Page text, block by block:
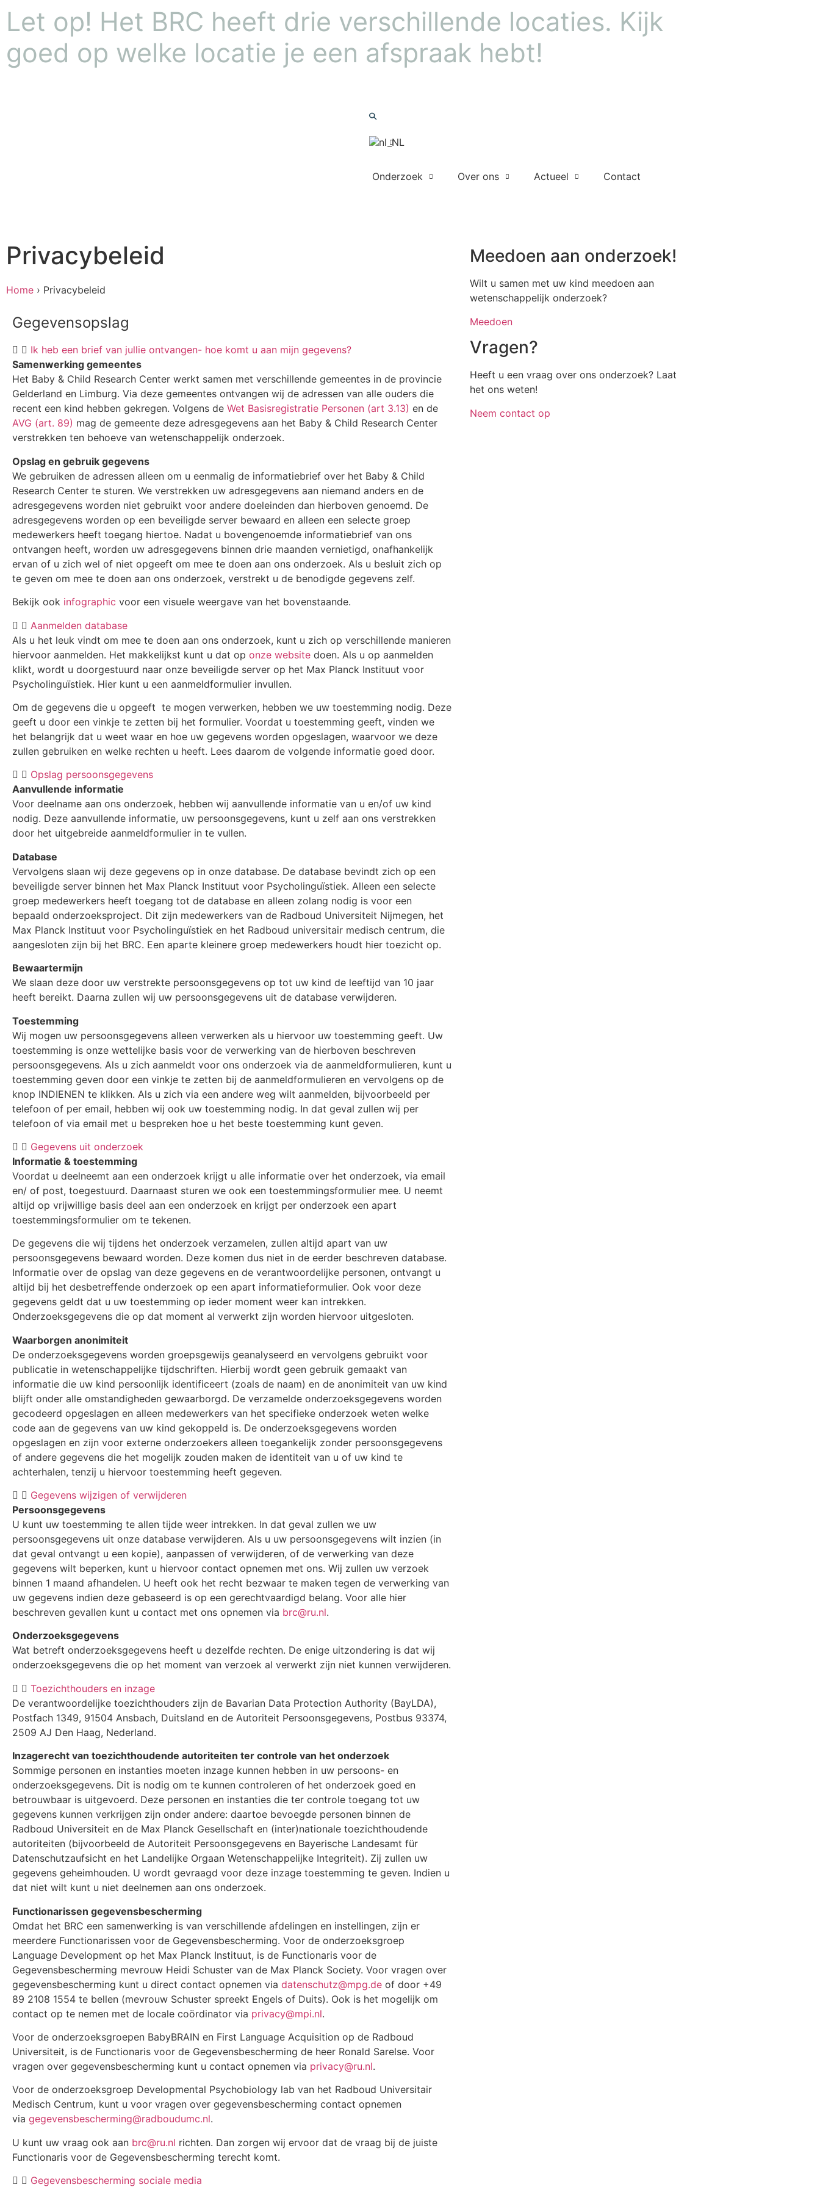
Let op! Het BRC heeft drie verschillende locaties. Kijk
goed op welke locatie je een afspraak hebt!
Onderzoek Over ons Actueel Contact
Privacybeleid
Home › Privacybeleid
Gegevensopslag
Ik heb een brief van jullie ontvangen- hoe komt u aan mijn gegevens?
Samenwerking gemeentes
Het Baby & Child Research Center werkt samen met verschillende gemeentes in de provincie
Gelderland en Limburg. Via deze gemeentes ontvangen wij de adressen van alle ouders die
recent een kind hebben gekregen. Volgens de Wet Basisregistratie Personen (art 3.13) en de
AVG (art. 89) mag de gemeente deze adresgegevens aan het Baby & Child Research Center
verstrekken ten behoeve van wetenschappelijk onderzoek.
Opslag en gebruik gegevens
We gebruiken de adressen alleen om u eenmalig de informatiebrief over het Baby & Child
Research Center te sturen. We verstrekken uw adresgegevens aan niemand anders en de
adresgegevens worden niet gebruikt voor andere doeleinden dan hierboven genoemd. De
adresgegevens worden op een beveiligde server bewaard en alleen een selecte groep
medewerkers heeft toegang hiertoe. Nadat u bovengenoemde informatiebrief van ons
ontvangen heeft, worden uw adresgegevens binnen drie maanden vernietigd, onafhankelijk
ervan of u zich wel of niet opgeeft om mee te doen aan ons onderzoek. Als u besluit zich op
te geven om mee te doen aan ons onderzoek, verstrekt u de benodigde gegevens zelf.
Bekijk ook infographic voor een visuele weergave van het bovenstaande.
Aanmelden database
Als u het leuk vindt om mee te doen aan ons onderzoek, kunt u zich op verschillende manieren
hiervoor aanmelden. Het makkelijkst kunt u dat op onze website doen. Als u op aanmelden
klikt, wordt u doorgestuurd naar onze beveiligde server op het Max Planck Instituut voor
Psycholinguïstiek. Hier kunt u een aanmeldformulier invullen.
Om de gegevens die u opgeeft te mogen verwerken, hebben we uw toestemming nodig. Deze
geeft u door een vinkje te zetten bij het formulier. Voordat u toestemming geeft, vinden we
het belangrijk dat u weet waar en hoe uw gegevens worden opgeslagen, waarvoor we deze
zullen gebruiken en welke rechten u heeft. Lees daarom de volgende informatie goed door.
Opslag persoonsgegevens
Aanvullende informatie
Voor deelname aan ons onderzoek, hebben wij aanvullende informatie van u en/of uw kind
nodig. Deze aanvullende informatie, uw persoonsgegevens, kunt u zelf aan ons verstrekken
door het uitgebreide aanmeldformulier in te vullen.
Database
Vervolgens slaan wij deze gegevens op in onze database. De database bevindt zich op een
beveiligde server binnen het Max Planck Instituut voor Psycholinguïstiek. Alleen een selecte
groep medewerkers heeft toegang tot de database en alleen zolang nodig is voor een
bepaald onderzoeksproject. Dit zijn medewerkers van de Radboud Universiteit Nijmegen, het
Max Planck Instituut voor Psycholinguïstiek en het Radboud universitair medisch centrum, die
aangesloten zijn bij het BRC. Een aparte kleinere groep medewerkers houdt hier toezicht op.
Bewaartermijn
We slaan deze door uw verstrekte persoonsgegevens op tot uw kind de leeftijd van 10 jaar
heeft bereikt. Daarna zullen wij uw persoonsgegevens uit de database verwijderen.
Toestemming
Wij mogen uw persoonsgegevens alleen verwerken als u hiervoor uw toestemming geeft. Uw
toestemming is onze wettelijke basis voor de verwerking van de hierboven beschreven
persoonsgegevens. Als u zich aanmeldt voor ons onderzoek via de aanmeldformulieren, kunt u
toestemming geven door een vinkje te zetten bij de aanmeldformulieren en vervolgens op de
knop INDIENEN te klikken. Als u zich via een andere weg wilt aanmelden, bijvoorbeeld per
telefoon of per email, hebben wij ook uw toestemming nodig. In dat geval zullen wij per
telefoon of via email met u bespreken hoe u het beste toestemming kunt geven.
Gegevens uit onderzoek
Informatie & toestemming
Voordat u deelneemt aan een onderzoek krijgt u alle informatie over het onderzoek, via email
en/ of post, toegestuurd. Daarnaast sturen we ook een toestemmingsformulier mee. U neemt
altijd op vrijwillige basis deel aan een onderzoek en krijgt per onderzoek een apart
toestemmingsformulier om te tekenen.
De gegevens die wij tijdens het onderzoek verzamelen, zullen altijd apart van uw
persoonsgegevens bewaard worden. Deze komen dus niet in de eerder beschreven database.
Informatie over de opslag van deze gegevens en de verantwoordelijke personen, ontvangt u
altijd bij het desbetreffende onderzoek op een apart informatieformulier. Ook voor deze
gegevens geldt dat u uw toestemming op ieder moment weer kan intrekken.
Onderzoeksgegevens die op dat moment al verwerkt zijn worden hiervoor uitgesloten.
Waarborgen anonimiteit
De onderzoeksgegevens worden groepsgewijs geanalyseerd en vervolgens gebruikt voor
publicatie in wetenschappelijke tijdschriften. Hierbij wordt geen gebruik gemaakt van
informatie die uw kind persoonlijk identificeert (zoals de naam) en de anonimiteit van uw kind
blijft onder alle omstandigheden gewaarborgd. De verzamelde onderzoeksgegevens worden
gecodeerd opgeslagen en alleen medewerkers van het specifieke onderzoek weten welke
code aan de gegevens van uw kind gekoppeld is. De onderzoeksgegevens worden
opgeslagen en zijn voor externe onderzoekers alleen toegankelijk zonder persoonsgegevens
of andere gegevens die het mogelijk zouden maken de identiteit van u of uw kind te
achterhalen, tenzij u hiervoor toestemming heeft gegeven.
Gegevens wijzigen of verwijderen
Persoonsgegevens
U kunt uw toestemming te allen tijde weer intrekken. In dat geval zullen we uw
persoonsgegevens uit onze database verwijderen. Als u uw persoonsgegevens wilt inzien (in
dat geval ontvangt u een kopie), aanpassen of verwijderen, of de verwerking van deze
gegevens wilt beperken, kunt u hiervoor contact opnemen met ons. Wij zullen uw verzoek
binnen 1 maand afhandelen. U heeft ook het recht bezwaar te maken tegen de verwerking van
uw gegevens indien deze gebaseerd is op een gerechtvaardigd belang. Voor alle hier
beschreven gevallen kunt u contact met ons opnemen via brc@ru.nl.
Onderzoeksgegevens
Wat betreft onderzoeksgegevens heeft u dezelfde rechten. De enige uitzondering is dat wij
onderzoeksgegevens die op het moment van verzoek al verwerkt zijn niet kunnen verwijderen.
Toezichthouders en inzage
De verantwoordelijke toezichthouders zijn de Bavarian Data Protection Authority (BayLDA),
Postfach 1349, 91504 Ansbach, Duitsland en de Autoriteit Persoonsgegevens, Postbus 93374,
2509 AJ Den Haag, Nederland.
Inzagerecht van toezichthoudende autoriteiten ter controle van het onderzoek
Sommige personen en instanties moeten inzage kunnen hebben in uw persoons- en
onderzoeksgegevens. Dit is nodig om te kunnen controleren of het onderzoek goed en
betrouwbaar is uitgevoerd. Deze personen en instanties die ter controle toegang tot uw
gegevens kunnen verkrijgen zijn onder andere: daartoe bevoegde personen binnen de
Radboud Universiteit en de Max Planck Gesellschaft en (inter)nationale toezichthoudende
autoriteiten (bijvoorbeeld de Autoriteit Persoonsgegevens en Bayerische Landesamt für
Datenschutzaufsicht en het Landelijke Orgaan Wetenschappelijke Integriteit). Zij zullen uw
gegevens geheimhouden. U wordt gevraagd voor deze inzage toestemming te geven. Indien u
dat niet wilt kunt u niet deelnemen aan ons onderzoek.
Functionarissen gegevensbescherming
Omdat het BRC een samenwerking is van verschillende afdelingen en instellingen, zijn er
meerdere Functionarissen voor de Gegevensbescherming. Voor de onderzoeksgroep
Language Development op het Max Planck Instituut, is de Functionaris voor de
Gegevensbescherming mevrouw Heidi Schuster van de Max Planck Society. Voor vragen over
gegevensbescherming kunt u direct contact opnemen via datenschutz@mpg.de of door +49
89 2108 1554 te bellen (mevrouw Schuster spreekt Engels of Duits). Ook is het mogelijk om
contact op te nemen met de locale coördinator via privacy@mpi.nl.
Voor de onderzoeksgroepen BabyBRAIN en First Language Acquisition op de Radboud
Universiteit, is de Functionaris voor de Gegevensbescherming de heer Ronald Sarelse. Voor
vragen over gegevensbescherming kunt u contact opnemen via privacy@ru.nl.
Voor de onderzoeksgroep Developmental Psychobiology lab van het Radboud Universitair
Medisch Centrum, kunt u voor vragen over gegevensbescherming contact opnemen
via gegevensbescherming@radboudumc.nl.
U kunt uw vraag ook aan brc@ru.nl richten. Dan zorgen wij ervoor dat de vraag bij de juiste
Functionaris voor de Gegevensbescherming terecht komt.
Gegevensbescherming sociale media
Meedoen aan onderzoek!
Wilt u samen met uw kind meedoen aan
wetenschappelijk onderzoek?
Meedoen
Vragen?
Heeft u een vraag over ons onderzoek? Laat
het ons weten!
Neem contact op